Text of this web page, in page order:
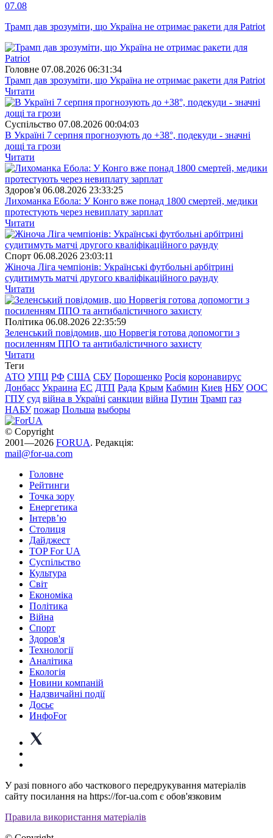
07.08
Трамп дав зрозуміти, що Україна не отримає ракети для Patriot
Головне 07.08.2026 06:31:34
Трамп дав зрозуміти, що Україна не отримає ракети для Patriot
Читати
Суспiльство 07.08.2026 00:04:03
В Україні 7 серпня прогнозують до +38°, подекуди - значні
дощі та грози
Читати
Здоров'я 06.08.2026 23:33:25
Лихоманка Ебола: У Конго вже понад 1800 смертей, медики
протестують через невиплату зарплат
Читати
Спорт 06.08.2026 23:03:11
Жіноча Ліга чемпіонів: Українські футбольні арбітрині
судитимуть матчі другого кваліфікаційного раунду
Читати
Полiтика 06.08.2026 22:35:59
Зеленський повідомив, що Норвегія готова допомогти з
посиленням ППО та антибалістичного захисту
Читати
Теги
АТО УПЦ РФ США СБУ Порошенко Росія коронавирус
Донбасс Украина ЕС ДТП Рада Крым Кабмин Киев НБУ ООС
ГПУ суд війна в Україні санкции війна Путин Трамп газ
НАБУ пожар Польша выборы
© Copyright
2001—2026 FORUA. Редакція:
mail@for-ua.com
Головне
Рейтинги
Точка зору
Енергетика
Інтерв’ю
Столиця
Дайджест
TOP For UA
Суспiльство
Культура
Світ
Економіка
Політика
Війна
Спорт
Здоров'я
Технології
Аналітика
Екологія
Новини компаній
Надзвичайні події
Досьє
ИнфоFor
У разі повного або часткового передрукування матеріалів
сайту посилання на https://for-ua.com є обов'язковим
Правила використання матеріалів